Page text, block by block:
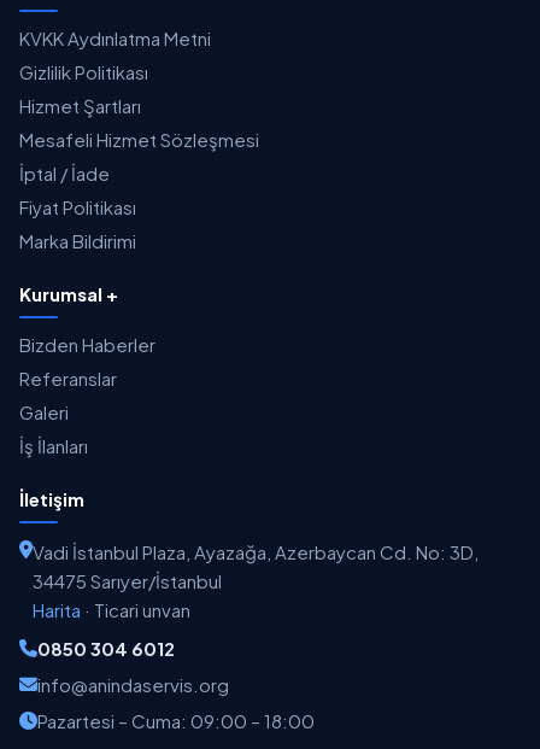
KVKK Aydınlatma Metni
Gizlilik Politikası
Hizmet Şartları
Mesafeli Hizmet Sözleşmesi
İptal / İade
Fiyat Politikası
Marka Bildirimi
Kurumsal +
Bizden Haberler
Referanslar
Galeri
İş İlanları
İletişim
Vadi İstanbul Plaza, Ayazağa, Azerbaycan Cd. No: 3D,
34475 Sarıyer/İstanbul
Harita · Ticari unvan
0850 304 6012
info@anindaservis.org
Pazartesi – Cuma: 09:00 – 18:00